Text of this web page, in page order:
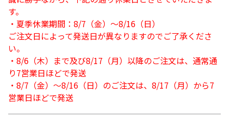
す。
・夏季休業期間：8/7（金）～8/16（日）
ご注文日によって発送日が異なりますのでご了承くださ
い。
・8/6（木）まで及び8/17（月）以降のご注文は、通常通
り7営業日ほどで発送
・8/7（金）～8/16（日）のご注文は、8/17（月）から7
営業日ほどで発送